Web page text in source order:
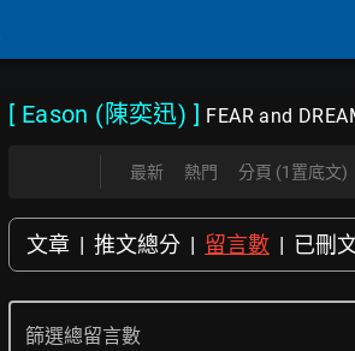
[ Eason (陳奕迅) ] FEAR and
最新 熱門 分頁 (1置底文)
文章 | 推文總分 | 留言數 | 已刪
篩選總留言數